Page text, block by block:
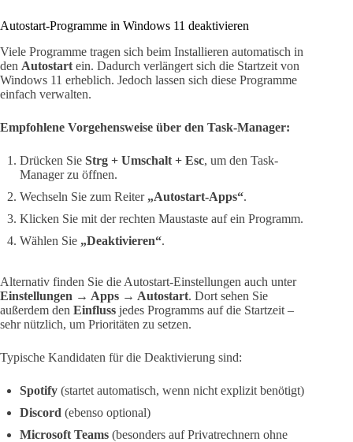
Autostart-Programme in Windows 11 deaktivieren
Viele Programme tragen sich beim Installieren automatisch in
den Autostart ein. Dadurch verlängert sich die Startzeit von
Windows 11 erheblich. Jedoch lassen sich diese Programme
einfach verwalten.
Empfohlene Vorgehensweise über den Task-Manager:
Drücken Sie Strg + Umschalt + Esc, um den Task-
Manager zu öffnen.
Wechseln Sie zum Reiter „Autostart-Apps“.
Klicken Sie mit der rechten Maustaste auf ein Programm.
Wählen Sie „Deaktivieren“.
Alternativ finden Sie die Autostart-Einstellungen auch unter
Einstellungen → Apps → Autostart. Dort sehen Sie
außerdem den Einfluss jedes Programms auf die Startzeit –
sehr nützlich, um Prioritäten zu setzen.
Typische Kandidaten für die Deaktivierung sind:
Spotify (startet automatisch, wenn nicht explizit benötigt)
Discord (ebenso optional)
Microsoft Teams (besonders auf Privatrechnern ohne